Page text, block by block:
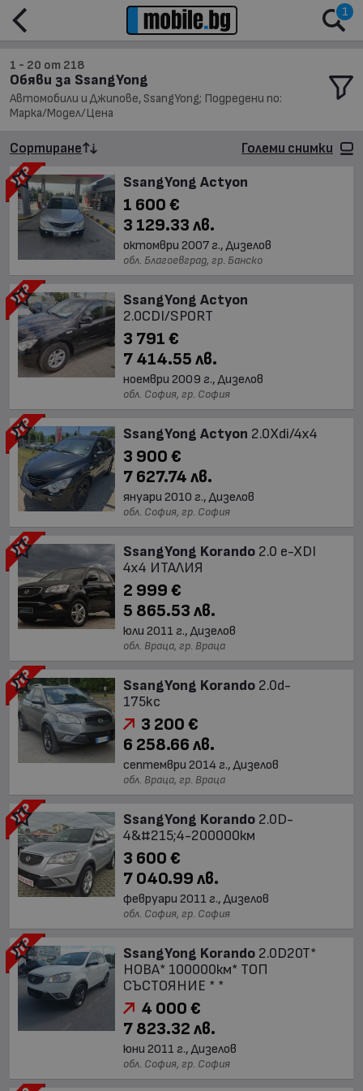
1
1 - 20 от 218
Обяви за SsangYong
Автомобили и Джипове, SsangYong; Подредени по:
Марка/Модел/Цена
Сортиране Големи снимки
SsangYong Actyon
1 600 €
3 129.33 лв.
октомври 2007 г., Дизелов
обл. Благоевград, гр. Банско
SsangYong Actyon
2.0CDI/SPORT
3 791 €
7 414.55 лв.
ноември 2009 г., Дизелов
обл. София, гр. София
SsangYong Actyon 2.0Xdi/4х4
3 900 €
7 627.74 лв.
януари 2010 г., Дизелов
обл. София, гр. София
SsangYong Korando 2.0 e-XDI
4x4 ИТАЛИЯ
2 999 €
5 865.53 лв.
юли 2011 г., Дизелов
обл. Враца, гр. Враца
SsangYong Korando 2.0d-
175kc
3 200 €
6 258.66 лв.
септември 2014 г., Дизелов
обл. Враца, гр. Враца
SsangYong Korando 2.0D-
4&#215;4-200000км
3 600 €
7 040.99 лв.
февруари 2011 г., Дизелов
обл. София, гр. София
SsangYong Korando 2.0D20T*
НОВА* 100000км* ТОП
СЪСТОЯНИЕ * *
4 000 €
7 823.32 лв.
юни 2011 г., Дизелов
обл. София, гр. София